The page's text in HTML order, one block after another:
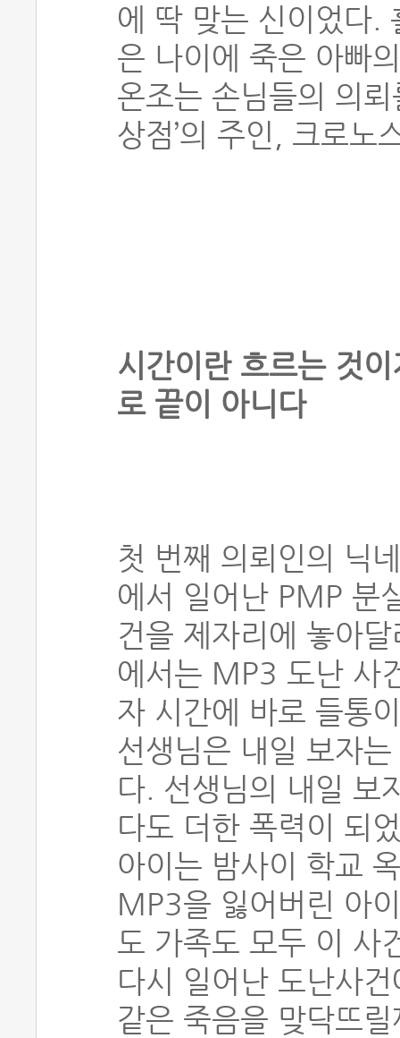
에 딱 맞는 신이었다.
은 나이에 죽은 아빠
온조는 손님들의 의
상점’의 주인, 크로노
시간이란 흐르는 것
로 끝이 아니다
첫 번째 의뢰인의 닉
에서 일어난 PMP 분
건을 제자리에 놓아
에서는 MP3 도난 사
자 시간에 바로 들통
선생님은 내일 보자
다. 선생님의 내일 보
다도 더한 폭력이 되
아이는 밤사이 학교
MP3을 잃어버린 아
도 가족도 모두 이 사
다시 일어난 도난사
같은 죽음을 맞닥뜨